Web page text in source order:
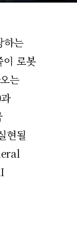
하는
이 로봇
는
현될